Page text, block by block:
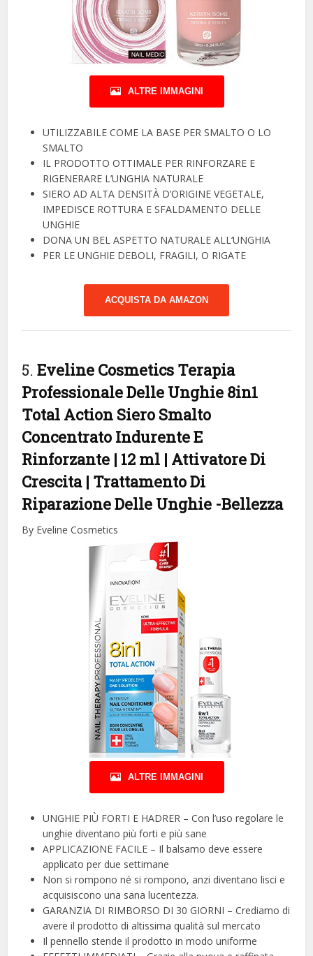
ALTRE IMMAGINI
UTILIZZABILE COME LA BASE PER SMALTO O LO
SMALTO
IL PRODOTTO OTTIMALE PER RINFORZARE E
RIGENERARE L’UNGHIA NATURALE
SIERO AD ALTA DENSITÀ D’ORIGINE VEGETALE,
IMPEDISCE ROTTURA E SFALDAMENTO DELLE
UNGHIE
DONA UN BEL ASPETTO NATURALE ALL‘UNGHIA
PER LE UNGHIE DEBOLI, FRAGILI, O RIGATE
ACQUISTA DA AMAZON
5.Eveline Cosmetics Terapia
Professionale Delle Unghie 8in1
Total Action Siero Smalto
Concentrato Indurente E
Rinforzante | 12 ml | Attivatore Di
Crescita | Trattamento Di
Riparazione Delle Unghie -Bellezza
By Eveline Cosmetics
ALTRE IMMAGINI
UNGHIE PIÙ FORTI E HADRER – Con l’uso regolare le
unghie diventano più forti e più sane
APPLICAZIONE FACILE – Il balsamo deve essere
applicato per due settimane
Non si rompono né si rompono, anzi diventano lisci e
acquisiscono una sana lucentezza.
GARANZIA DI RIMBORSO DI 30 GIORNI – Crediamo di
avere il prodotto di altissima qualità sul mercato
Il pennello stende il prodotto in modo uniforme